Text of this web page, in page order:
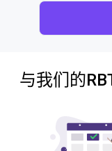
与我们的